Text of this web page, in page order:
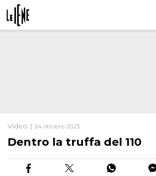
Video | 24 ottobre 2023
Dentro la truffa del 110